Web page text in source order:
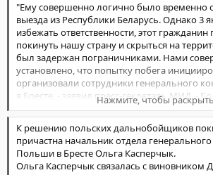
"Ему совершенно логично было временно
выезда из Республики Беларусь. Однако 3
избежать ответственности, этот гражданин
покинуть нашу страну и скрыться на
был задержан пограничниками. Нами
установлено, что попытку побега
организовали сотрудники генерального
в Бресте, - заявил пресс-секретарь МИД. -
это осознанно, понимая и обоснованность
выезд для подозреваемого, и то, что в
человека погибли".
Нажмите, чтобы
К решению польских дальнобойщиков
причастна начальник отдела генерального
Польши в Бресте Ольга Касперчык.
Ольга Касперчык связалась с виновником